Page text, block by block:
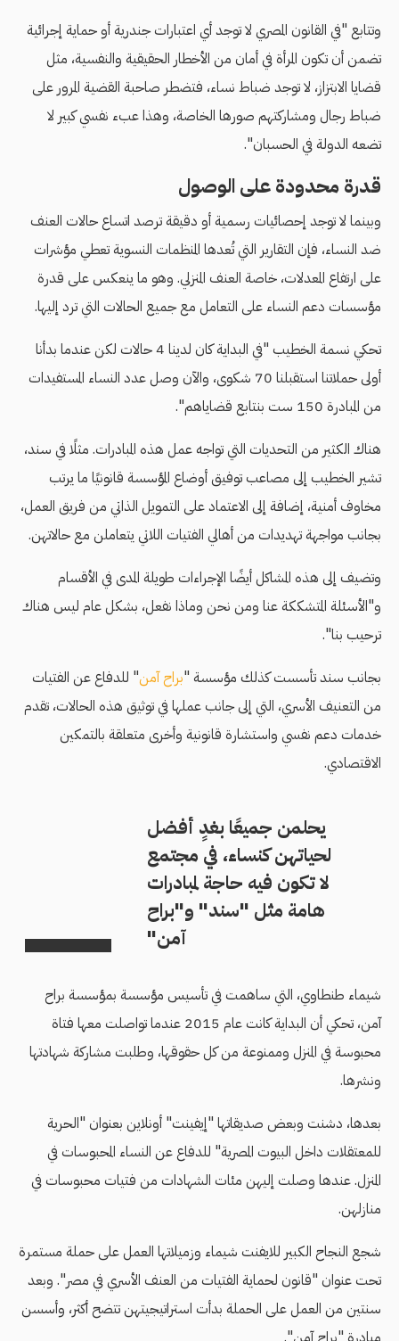
وتتابع "في القانون المصري لا توجد أي اعتبارات جندرية أو حماية إجرائية
تضمن أن تكون المرأة في أمان من الأخطار الحقيقية والنفسية، مثل
قضايا الابتزاز، لا توجد ضباط نساء، فتضطر صاحبة القضية المرور على
ضباط رجال ومشاركتهم صورها الخاصة، وهذا عبء نفسي كبير لا
تضعه الدولة في الحسبان".
قدرة محدودة على الوصول
وبينما لا توجد إحصائيات رسمية أو دقيقة ترصد اتساع حالات العنف
ضد النساء، فإن التقارير التي تُعدها المنظمات النسوية تعطي مؤشرات
على ارتفاع المعدلات، خاصة العنف المنزلي. وهو ما ينعكس على قدرة
مؤسسات دعم النساء على التعامل مع جميع الحالات التي ترد إليها.
تحكي نسمة الخطيب "في البداية كان لدينا 4 حالات لكن عندما بدأنا
أولى حملاتنا استقبلنا 70 شكوى، والآن وصل عدد النساء المستفيدات
من المبادرة 150 ست بنتابع قضاياهم".
هناك الكثير من التحديات التي تواجه عمل هذه المبادرات. مثلًا في سند،
تشير الخطيب إلى مصاعب توفيق أوضاع المؤسسة قانونيًا ما يرتب
مخاوف أمنية، إضافة إلى الاعتماد على التمويل الذاتي من فريق العمل،
بجانب مواجهة تهديدات من أهالي الفتيات اللاتي يتعاملن مع حالاتهن.
وتضيف إلى هذه المشاكل أيضًا الإجراءات طويلة المدى في الأقسام
و"الأسئلة المتشككة عنا ومن نحن وماذا نفعل، بشكل عام ليس هناك
ترحيب بنا".
بجانب سند تأسست كذلك مؤسسة "براح آمن" للدفاع عن الفتيات
من التعنيف الأسري، التي إلى جانب عملها في توثيق هذه الحالات، تقدم
خدمات دعم نفسي واستشارة قانونية وأخرى متعلقة بالتمكين
الاقتصادي.
يحلمن جميعًا بغدٍ أفضل
لحياتهن كنساء، في مجتمع
لا تكون فيه حاجة لمبادرات
هامة مثل "سند" و"براح
آمن"
شيماء طنطاوي، التي ساهمت في تأسيس مؤسسة بمؤسسة براح
آمن، تحكي أن البداية كانت عام 2015 عندما تواصلت معها فتاة
محبوسة في المنزل وممنوعة من كل حقوقها، وطلبت مشاركة شهادتها
ونشرها.
بعدها، دشنت وبعض صديقاتها "إيفينت" أونلاين بعنوان "الحرية
للمعتقلات داخل البيوت المصرية" للدفاع عن النساء المحبوسات في
المنزل. عندها وصلت إليهن مئات الشهادات من فتيات محبوسات في
منازلهن.
شجع النجاح الكبير للايفنت شيماء وزميلاتها العمل على حملة مستمرة
تحت عنوان "قانون لحماية الفتيات من العنف الأسري في مصر". وبعد
سنتين من العمل على الحملة بدأت استراتيجيتهن تتضح أكثر، وأسسن